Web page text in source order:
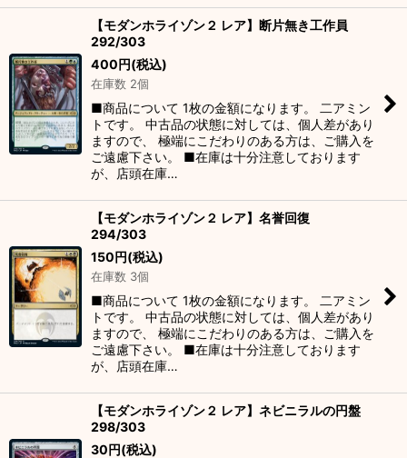
【モダンホライゾン２ レア】断片無き工作員
292/303
400円(税込)
在庫数 2個
■商品について 1枚の金額になります。 二アミン
トです。 中古品の状態に対しては、個人差があり
ますので、 極端にこだわりのある方は、ご購入を
ご遠慮下さい。 ■在庫は十分注意しております
が、店頭在庫…
【モダンホライゾン２ レア】名誉回復
294/303
150円(税込)
在庫数 3個
■商品について 1枚の金額になります。 二アミン
トです。 中古品の状態に対しては、個人差があり
ますので、 極端にこだわりのある方は、ご購入を
ご遠慮下さい。 ■在庫は十分注意しております
が、店頭在庫…
【モダンホライゾン２ レア】ネビニラルの円盤
298/303
30円(税込)